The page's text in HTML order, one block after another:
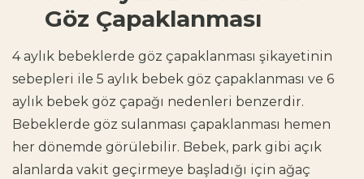
Göz Çapaklanması
4 aylık bebeklerde göz çapaklanması şikayetinin
sebepleri ile 5 aylık bebek göz çapaklanması ve 6
aylık bebek göz çapağı nedenleri benzerdir.
Bebeklerde göz sulanması çapaklanması hemen
her dönemde görülebilir. Bebek, park gibi açık
alanlarda vakit geçirmeye başladığı için ağaç